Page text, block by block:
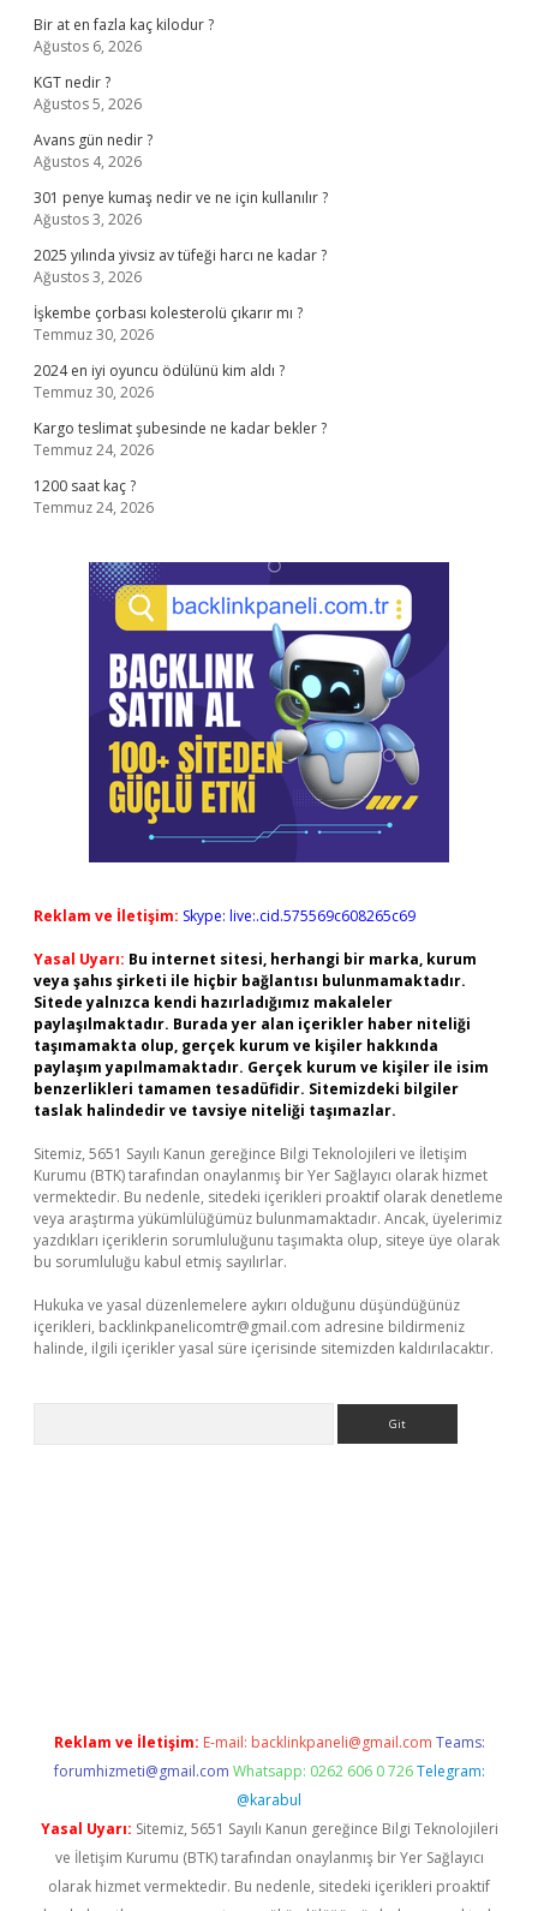
Bir at en fazla kaç kilodur ?
Ağustos 6, 2026
KGT nedir ?
Ağustos 5, 2026
Avans gün nedir ?
Ağustos 4, 2026
301 penye kumaş nedir ve ne için kullanılır ?
Ağustos 3, 2026
2025 yılında yivsiz av tüfeği harcı ne kadar ?
Ağustos 3, 2026
İşkembe çorbası kolesterolü çıkarır mı ?
Temmuz 30, 2026
2024 en iyi oyuncu ödülünü kim aldı ?
Temmuz 30, 2026
Kargo teslimat şubesinde ne kadar bekler ?
Temmuz 24, 2026
1200 saat kaç ?
Temmuz 24, 2026
Reklam ve İletişim: Skype: live:.cid.575569c608265c69
Yasal Uyarı: Bu internet sitesi, herhangi bir marka, kurum
veya şahıs şirketi ile hiçbir bağlantısı bulunmamaktadır.
Sitede yalnızca kendi hazırladığımız makaleler
paylaşılmaktadır. Burada yer alan içerikler haber niteliği
taşımamakta olup, gerçek kurum ve kişiler hakkında
paylaşım yapılmamaktadır. Gerçek kurum ve kişiler ile isim
benzerlikleri tamamen tesadüfidir. Sitemizdeki bilgiler
taslak halindedir ve tavsiye niteliği taşımazlar.
Sitemiz, 5651 Sayılı Kanun gereğince Bilgi Teknolojileri ve İletişim
Kurumu (BTK) tarafından onaylanmış bir Yer Sağlayıcı olarak hizmet
vermektedir. Bu nedenle, sitedeki içerikleri proaktif olarak denetleme
veya araştırma yükümlülüğümüz bulunmamaktadır. Ancak, üyelerimiz
yazdıkları içeriklerin sorumluluğunu taşımakta olup, siteye üye olarak
bu sorumluluğu kabul etmiş sayılırlar.
Hukuka ve yasal düzenlemelere aykırı olduğunu düşündüğünüz
içerikleri, backlinkpanelicomtr@gmail.com adresine bildirmeniz
halinde, ilgili içerikler yasal süre içerisinde sitemizden kaldırılacaktır.
Reklam ve İletişim: E-mail: backlinkpaneli@gmail.com Teams:
forumhizmeti@gmail.com Whatsapp: 0262 606 0 726 Telegram:
@karabul
Yasal Uyarı: Sitemiz, 5651 Sayılı Kanun gereğince Bilgi Teknolojileri
ve İletişim Kurumu (BTK) tarafından onaylanmış bir Yer Sağlayıcı
olarak hizmet vermektedir. Bu nedenle, sitedeki içerikleri proaktif